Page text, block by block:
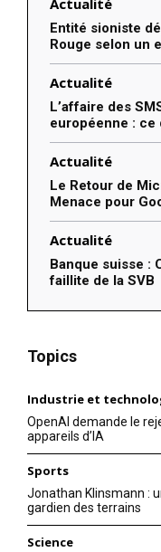
Actualité
Entité sioniste
Rouge selon un
Actualité
L’affaire des
européenne : ce
Actualité
Le Retour de
Menace pour
Actualité
Banque suisse :
faillite de la SVB
Topics
Industrie et
OpenAI demande le
appareils d’IA
Sports
Jonathan Klinsmann :
gardien des terrains
Science